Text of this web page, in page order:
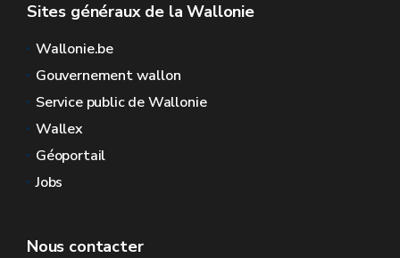
Sites généraux de la Wallonie
Wallonie.be
Gouvernement wallon
Service public de Wallonie
Wallex
Géoportail
Jobs
Nous contacter